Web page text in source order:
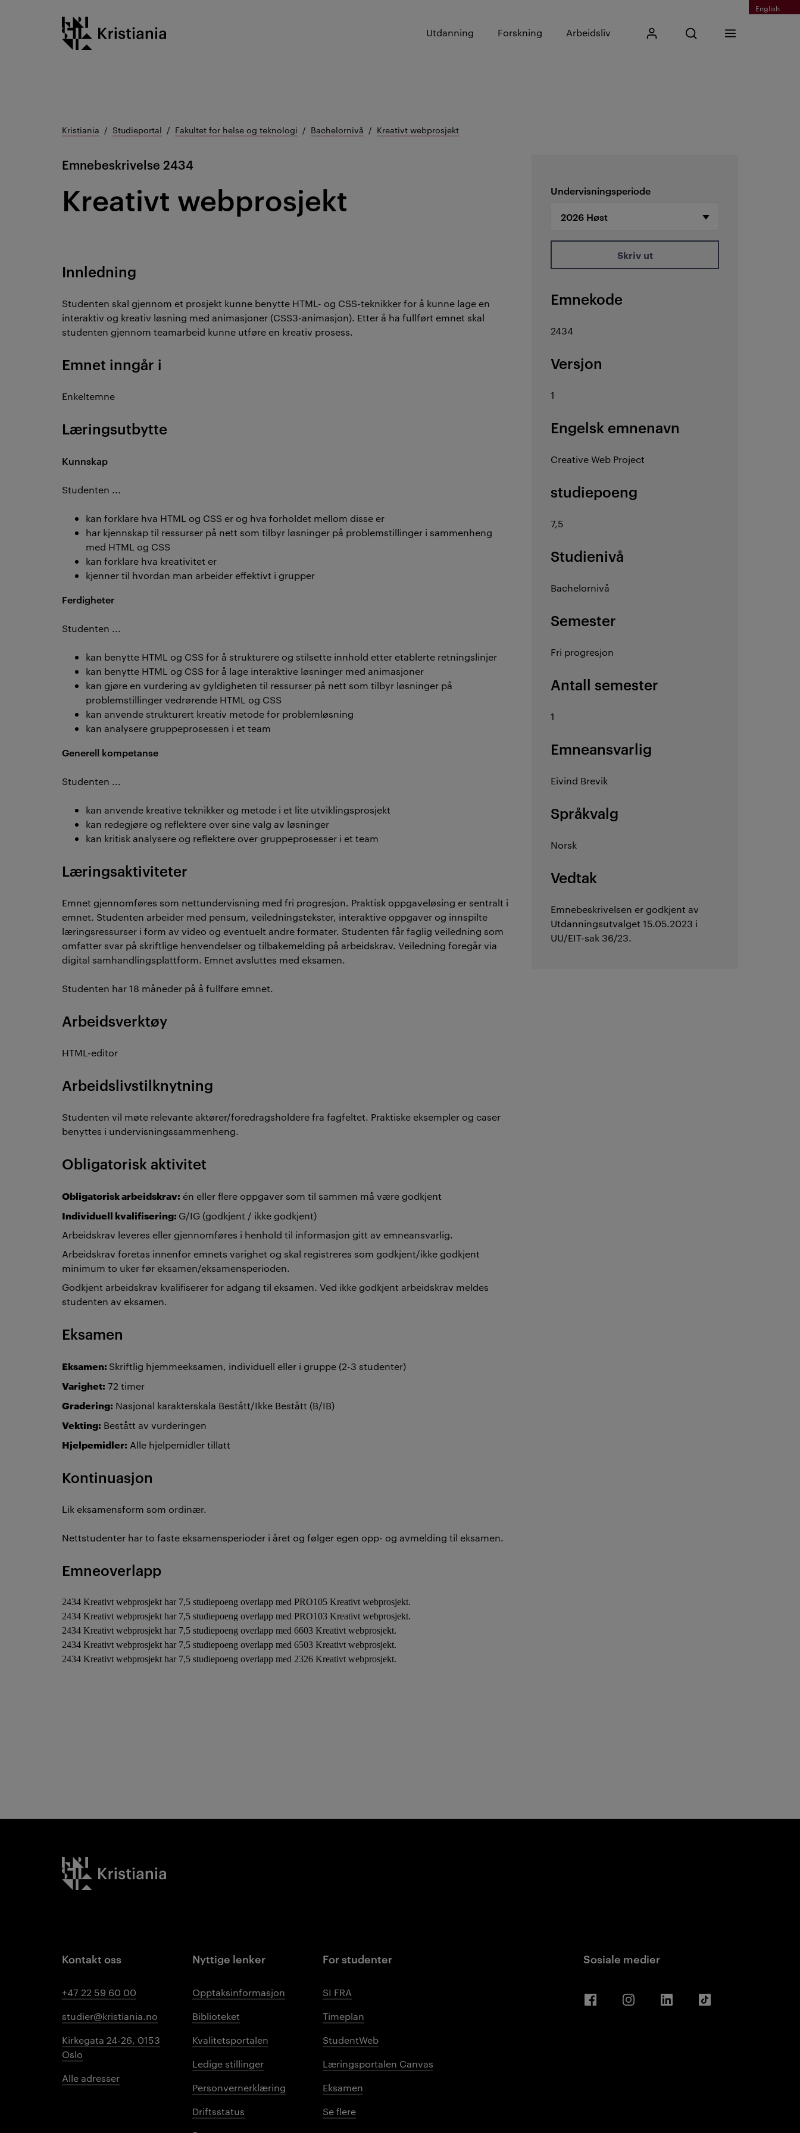
English
Kristiania logo
Utdanning Forskning Arbeidsliv Mitt KristianiaÅpne søk
Skriv inn søkefrase
Søk
Meny
Kristiania Studieportal Fakultet for helse og teknologi Bachelornivå Kreativt webprosjekt
Emnebeskrivelse 2434
Kreativt webprosjekt Undervisningsperiode
Skriv ut
Emnekode
2434
Versjon
1
Engelsk emnenavn
Creative Web Project
studiepoeng
7,5
Studienivå
Bachelornivå
Semester
Fri progresjon
Antall semester
1
Emneansvarlig
Eivind Brevik
Språkvalg
Norsk
Vedtak
Emnebeskrivelsen er godkjent av
Utdanningsutvalget 15.05.2023 i
UU/EIT-sak 36/23.
Innledning
Studenten skal gjennom et prosjekt kunne benytte HTML- og CSS-teknikker for å kunne lage en
interaktiv og kreativ løsning med animasjoner (CSS3-animasjon). Etter å ha fullført emnet skal
studenten gjennom teamarbeid kunne utføre en kreativ prosess.
Emnet inngår i
Enkeltemne
Læringsutbytte
Kunnskap
Studenten ...
kan forklare hva HTML og CSS er og hva forholdet mellom disse er
har kjennskap til ressurser på nett som tilbyr løsninger på problemstillinger i sammenheng
med HTML og CSS
kan forklare hva kreativitet er
kjenner til hvordan man arbeider effektivt i grupper
Ferdigheter
Studenten ...
kan benytte HTML og CSS for å strukturere og stilsette innhold etter etablerte retningslinjer
kan benytte HTML og CSS for å lage interaktive løsninger med animasjoner
kan gjøre en vurdering av gyldigheten til ressurser på nett som tilbyr løsninger på
problemstillinger vedrørende HTML og CSS
kan anvende strukturert kreativ metode for problemløsning
kan analysere gruppeprosessen i et team
Generell kompetanse
Studenten ...
kan anvende kreative teknikker og metode i et lite utviklingsprosjekt
kan redegjøre og reflektere over sine valg av løsninger
kan kritisk analysere og reflektere over gruppeprosesser i et team
Læringsaktiviteter
Emnet gjennomføres som nettundervisning med fri progresjon. Praktisk oppgaveløsing er sentralt i
emnet. Studenten arbeider med pensum, veiledningstekster, interaktive oppgaver og innspilte
læringsressurser i form av video og eventuelt andre formater. Studenten får faglig veiledning som
omfatter svar på skriftlige henvendelser og tilbakemelding på arbeidskrav. Veiledning foregår via
digital samhandlingsplattform. Emnet avsluttes med eksamen.
Studenten har 18 måneder på å fullføre emnet.
Arbeidsverktøy
HTML-editor
Arbeidslivstilknytning
Studenten vil møte relevante aktører/foredragsholdere fra fagfeltet. Praktiske eksempler og caser
benyttes i undervisningssammenheng.
Obligatorisk aktivitet
Obligatorisk arbeidskrav: én eller flere oppgaver som til sammen må være godkjent
Individuell kvalifisering: G/IG (godkjent / ikke godkjent)
Arbeidskrav leveres eller gjennomføres i henhold til informasjon gitt av emneansvarlig.
Arbeidskrav foretas innenfor emnets varighet og skal registreres som godkjent/ikke godkjent
minimum to uker før eksamen/eksamensperioden.
Godkjent arbeidskrav kvalifiserer for adgang til eksamen. Ved ikke godkjent arbeidskrav meldes
studenten av eksamen.
Eksamen
Eksamen: Skriftlig hjemmeeksamen, individuell eller i gruppe (2-3 studenter)
Varighet: 72 timer
Gradering: Nasjonal karakterskala Bestått/Ikke Bestått (B/IB)
Vekting: Bestått av vurderingen
Hjelpemidler: Alle hjelpemidler tillatt
Kontinuasjon
Lik eksamensform som ordinær.
Nettstudenter har to faste eksamensperioder i året og følger egen opp- og avmelding til eksamen.
Emneoverlapp
2434 Kreativt webprosjekt har 7,5 studiepoeng overlapp med PRO105 Kreativt webprosjekt.
2434 Kreativt webprosjekt har 7,5 studiepoeng overlapp med PRO103 Kreativt webprosjekt.
2434 Kreativt webprosjekt har 7,5 studiepoeng overlapp med 6603 Kreativt webprosjekt.
2434 Kreativt webprosjekt har 7,5 studiepoeng overlapp med 6503 Kreativt webprosjekt.
2434 Kreativt webprosjekt har 7,5 studiepoeng overlapp med 2326 Kreativt webprosjekt.
Kristiania logo
Kontakt oss
+47 22 59 60 00
studier@kristiania.no
Kirkegata 24-26, 0153
Oslo
Alle adresser
Nyttige lenker
Opptaksinformasjon
Biblioteket
Kvalitetsportalen
Ledige stillinger
Personvernerklæring
Driftsstatus
For studenter
SI FRA
Timeplan
StudentWeb
Læringsportalen Canvas
Eksamen
Se flere
Sosiale medier